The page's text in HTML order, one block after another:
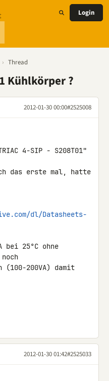
Login
› Thread
Kühlkörper ?
2012-01-30 00:00#2525008
4-SIP - S208T01"
das erste mal, hatte
dl/Datasheets-
25°C ohne
200VA) damit
2012-01-30 01:42#2525033